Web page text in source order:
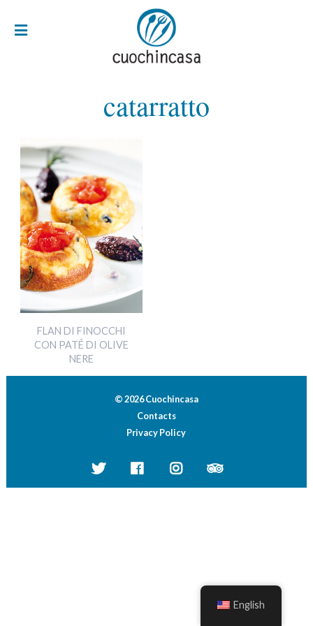
catarratto
FLAN DI FINOCCHI
CON PATÉ DI OLIVE
NERE
© 2026 Cuochincasa
Contacts
Privacy Policy
English